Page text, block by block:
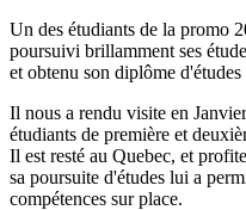
Un des étudiants de la promo
poursuivi brillamment ses
et obtenu son diplôme
Il nous a rendu visite en
étudiants de première et
Il est resté au Quebec, et
sa poursuite d'études lui a
compétences sur place.